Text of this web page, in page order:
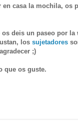
casa la mochila, os
deis un paseo por
los sujetadores
;)
que os guste.